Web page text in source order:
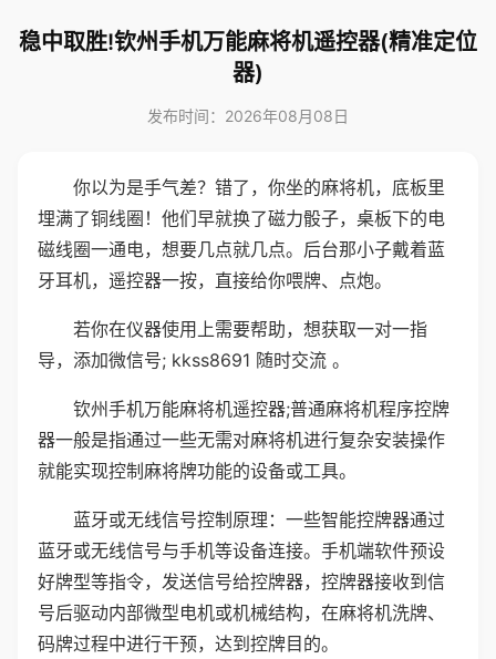
稳中取胜!钦州手机万能麻将机遥控器(精准定位
器)
发布时间：2026年08月08日
你以为是手气差？错了，你坐的麻将机，底板里
埋满了铜线圈！他们早就换了磁力骰子，桌板下的电
磁线圈一通电，想要几点就几点。后台那小子戴着蓝
牙耳机，遥控器一按，直接给你喂牌、点炮。
若你在仪器使用上需要帮助，想获取一对一指
导，添加微信号; kkss8691 随时交流 。
钦州手机万能麻将机遥控器;普通麻将机程序控牌
器一般是指通过一些无需对麻将机进行复杂安装操作
就能实现控制麻将牌功能的设备或工具。
蓝牙或无线信号控制原理：一些智能控牌器通过
蓝牙或无线信号与手机等设备连接。手机端软件预设
好牌型等指令，发送信号给控牌器，控牌器接收到信
号后驱动内部微型电机或机械结构，在麻将机洗牌、
码牌过程中进行干预，达到控牌目的。